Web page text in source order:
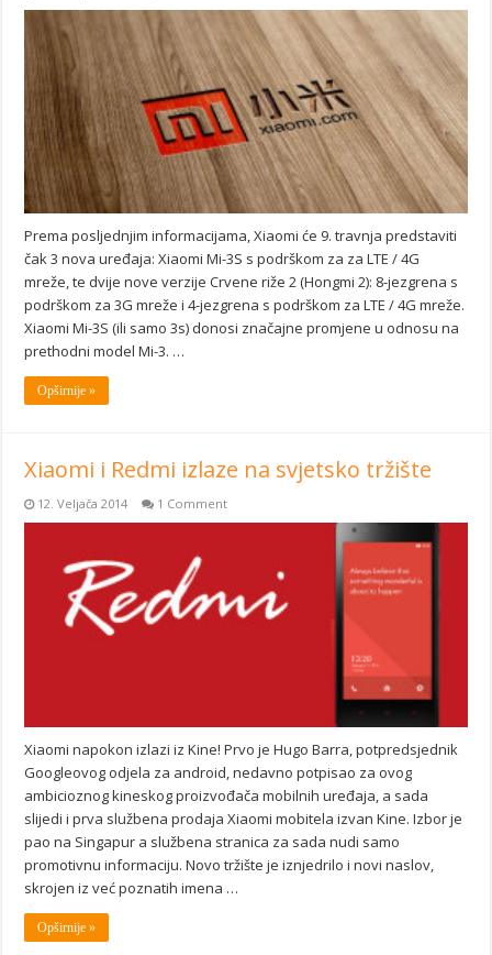
Prema posljednjim informacijama, Xiaomi će 9. travnja predstaviti
čak 3 nova uređaja: Xiaomi Mi-3S s podrškom za za LTE / 4G
mreže, te dvije nove verzije Crvene riže 2 (Hongmi 2): 8-jezgrena s
podrškom za 3G mreže i 4-jezgrena s podrškom za LTE / 4G mreže.
Xiaomi Mi-3S (ili samo 3s) donosi značajne promjene u odnosu na
prethodni model Mi-3. …
Opširnije »
Xiaomi i Redmi izlaze na svjetsko tržište
12. Veljača 2014 1 Comment
Xiaomi napokon izlazi iz Kine! Prvo je Hugo Barra, potpredsjednik
Googleovog odjela za android, nedavno potpisao za ovog
ambicioznog kineskog proizvođača mobilnih uređaja, a sada
slijedi i prva službena prodaja Xiaomi mobitela izvan Kine. Izbor je
pao na Singapur a službena stranica za sada nudi samo
promotivnu informaciju. Novo tržište je iznjedrilo i novi naslov,
skrojen iz već poznatih imena …
Opširnije »